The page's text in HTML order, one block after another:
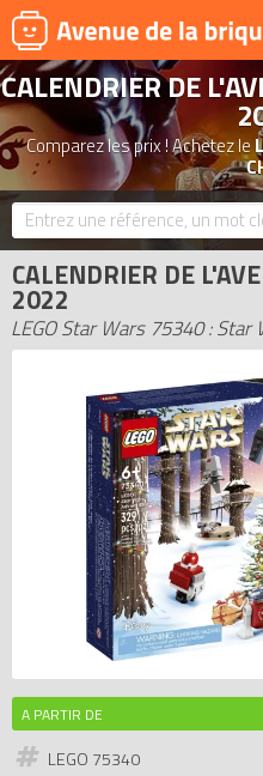
LEGO LES
DERNIERS
CALENDRIER DE
Comparez les prix ! Achetez le
CALENDRIER DE
2022
LEGO Star Wars 75340 :
A PARTIR DE
LEGO 75340